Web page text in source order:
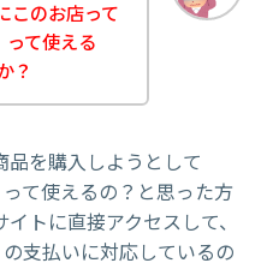
このお店って
て使える
？
を購入しようとして
て使えるの？と思った方
トに直接アクセスして、
支払いに対応しているの